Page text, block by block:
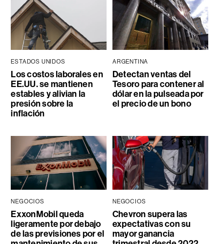
ESTADOS UNIDOS
Los costos laborales en
EE.UU. se mantienen
estables y alivian la
presión sobre la
inflación
ARGENTINA
Detectan ventas del
Tesoro para contener al
dólar en la pulseada por
el precio de un bono
NEGOCIOS
ExxonMobil queda
ligeramente por debajo
de las previsiones por el
NEGOCIOS
Chevron supera las
expectativas con su
mayor ganancia